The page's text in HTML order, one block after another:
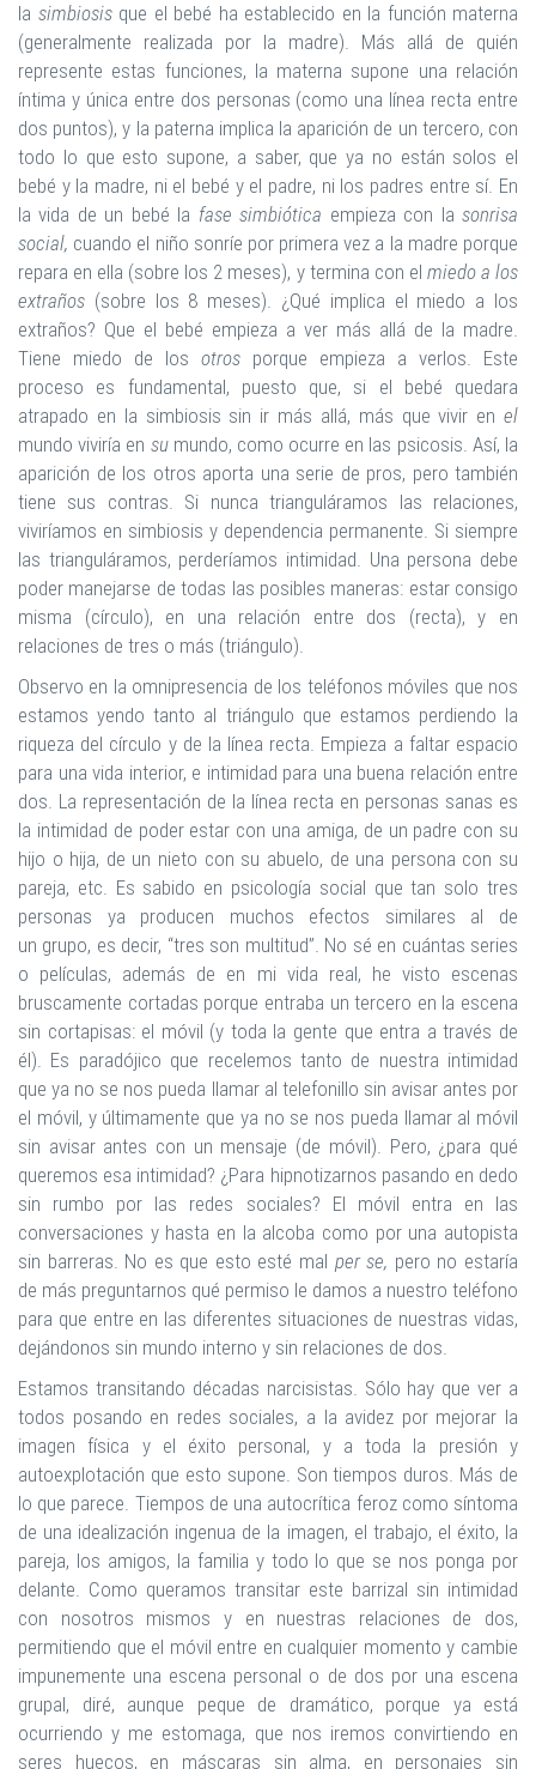
la simbiosisque el bebé ha establecido en la función materna
(generalmente realizada por la madre). Más allá de quién
represente estas funciones, la materna supone una relación
íntima y única entre dos personas (como una línea recta entre
dos puntos), y la paterna implica la aparición de un tercero, con
todo lo que esto supone, a saber, que ya no están solos el
bebé y la madre, ni el bebé y el padre, ni los padres entre sí. En
la vida de un bebé la fase simbiótica empieza con lasonrisa
social, cuando el niño sonríe por primera vez a la madre porque
repara en ella (sobre los 2 meses), y termina con el miedo a los
extraños (sobre los 8 meses). ¿Qué implica el miedo a los
extraños? Que el bebé empieza a ver más allá de la madre.
Tiene miedo de los otros porque empieza a verlos. Este
proceso es fundamental, puesto que, si el bebé quedara
atrapado en la simbiosis sin ir más allá, más que vivir en el
mundo viviría en sumundo, como ocurre en las psicosis. Así, la
aparición de los otros aporta una serie de pros, pero también
tiene sus contras. Si nunca trianguláramos las relaciones,
viviríamos en simbiosis y dependencia permanente. Si siempre
las trianguláramos, perderíamos intimidad. Una persona debe
poder manejarse de todas las posibles maneras: estar consigo
misma (círculo), en una relación entre dos (recta), y en
relaciones de tres o más (triángulo).
Observo en la omnipresencia de los teléfonos móviles que nos
estamos yendo tanto al triángulo que estamos perdiendo la
riqueza del círculo y de la línea recta. Empieza a faltar espacio
para una vida interior, e intimidad para una buena relación entre
dos. La representación de la línea recta en personas sanas es
la intimidad de poder estar con una amiga, de un padre con su
hijo o hija, de un nieto con su abuelo, de una persona con su
pareja, etc. Es sabido en psicología social que tan solo tres
personas ya producen muchos efectos similares al de
un grupo, es decir, “tres son multitud”. No sé en cuántas series
o películas, además de en mi vida real, he visto escenas
bruscamente cortadas porque entraba un tercero en la escena
sin cortapisas: el móvil (y toda la gente que entra a través de
él). Es paradójico que recelemos tanto de nuestra intimidad
que ya no se nos pueda llamar al telefonillo sin avisar antes por
el móvil, y últimamente que ya no se nos pueda llamar al móvil
sin avisar antes con un mensaje (de móvil). Pero, ¿para qué
queremos esa intimidad? ¿Para hipnotizarnos pasando en dedo
sin rumbo por las redes sociales? El móvil entra en las
conversaciones y hasta en la alcoba como por una autopista
sin barreras. No es que esto esté mal per se, pero no estaría
de más preguntarnos qué permiso le damos a nuestro teléfono
para que entre en las diferentes situaciones de nuestras vidas,
dejándonos sin mundo interno y sin relaciones de dos.
Estamos transitando décadas narcisistas. Sólo hay que ver a
todos posando en redes sociales, a la avidez por mejorar la
imagen física y el éxito personal, y a toda la presión y
autoexplotación que esto supone. Son tiempos duros. Más de
lo que parece. Tiempos de una autocrítica feroz como síntoma
de una idealización ingenua de la imagen, el trabajo, el éxito, la
pareja, los amigos, la familia y todo lo que se nos ponga por
delante. Como queramos transitar este barrizal sin intimidad
con nosotros mismos y en nuestras relaciones de dos,
permitiendo que el móvil entre en cualquier momento y cambie
impunemente una escena personal o de dos por una escena
grupal, diré, aunque peque de dramático, porque ya está
ocurriendo y me estomaga, que nos iremos convirtiendo en
seres huecos, en máscaras sin alma, en personajes sin